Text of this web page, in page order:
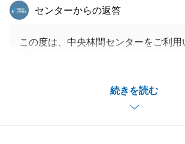
続きを読む
東急リバブル
センターからの返答
この度は、中央林間センターをご利用
S様には、ご契約日の調整等で非常に
ただけましたこと、心より感謝申し上
今後とも、不動産でお困りのことが